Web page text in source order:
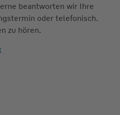
beantworten wir Ihre
oder telefonisch.
zu hören.